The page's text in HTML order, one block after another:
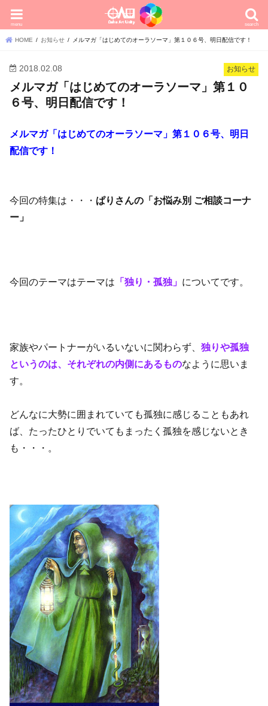
search
menu
HOME お知らせ メルマガ「はじめてのオーラソーマ」第１０６号、明日配信です！
お知らせ
2018.02.08
メルマガ「はじめてのオーラソーマ」第１０
６号、明日配信です！
メルマガ「はじめてのオーラソーマ」第１０６号、明日
配信です！
今回の特集は・・・ ぱりさんの「お悩み別 ご相談コーナ
ー」
今回のテーマはテーマは 「独り・孤独」 についてです。
家族やパートナーがいるいないに関わらず、独りや孤独
というのは、それぞれの内側にあるものなように思いま
す。
どんなに大勢に囲まれていても孤独に感じることもあれ
ば、たったひとりでいてもまったく孤独を感じないとき
も・・・。